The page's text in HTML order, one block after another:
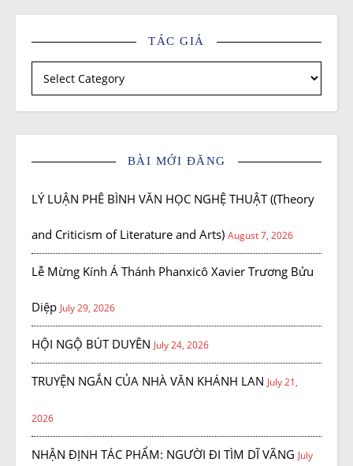
TÁC GIẢ
Tác giả
BÀI MỚI ĐĂNG
LÝ LUẬN PHÊ BÌNH VĂN HỌC NGHỆ THUẬT ((Theory
and Criticism of Literature and Arts) August 7, 2026
Lễ Mừng Kính Á Thánh Phanxicô Xavier Trương Bửu
Diệp July 29, 2026
HỘI NGỘ BÚT DUYÊN July 24, 2026
TRUYỆN NGẮN CỦA NHÀ VĂN KHÁNH LAN July 21,
2026
NHẬN ĐỊNH TÁC PHẨM: NGƯỜI ĐI TÌM DĨ VÃNG July